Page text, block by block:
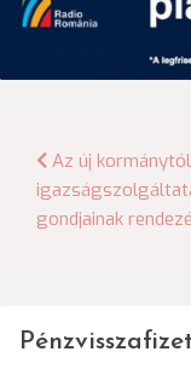
navigáció
Az új
gondjainak